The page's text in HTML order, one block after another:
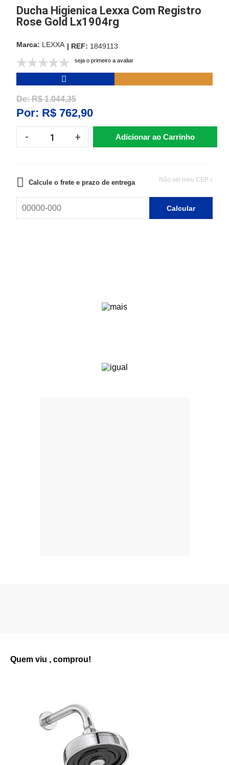
Ducha Higienica Lexxa Com Registro
Rose Gold Lx1904rg
LEXXA 1849113
seja o primeiro a avaliar
De:R$ 1.044,35
Por: R$ 762,90
Adicionar ao Carrinho
Calcule o frete e prazo de entrega Não sei meu CEP
Calcular
Quem viu , comprou!